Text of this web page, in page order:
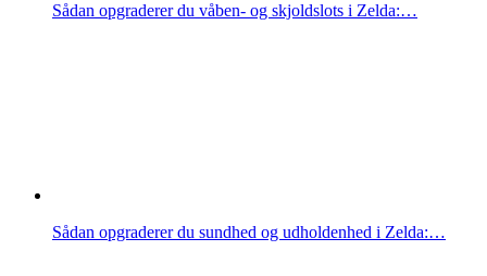
Sådan opgraderer du våben- og skjoldslots i Zelda:…
Sådan opgraderer du sundhed og udholdenhed i Zelda:…